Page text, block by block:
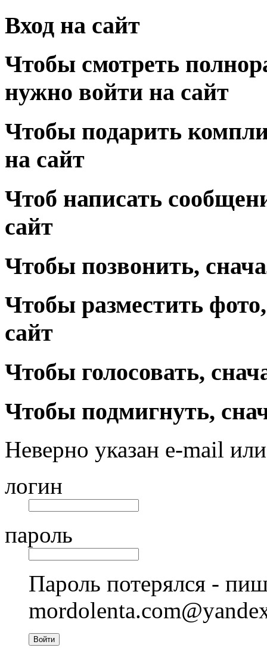
Вход на сайт
Чтобы смотреть
нужно войти на сайт
Чтобы подарить
на сайт
Чтоб написать
сайт
Чтобы позвонить,
Чтобы разместить
сайт
Чтобы голосовать,
Чтобы подмигнуть,
Неверно указан e-mail
логин
пароль
Пароль потерялся -
Войти